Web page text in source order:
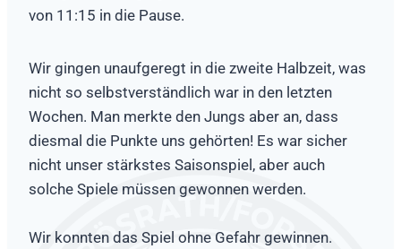
von 11:15 in die Pause.
Wir gingen unaufgeregt in die zweite Halbzeit, was
nicht so selbstverständlich war in den letzten
Wochen. Man merkte den Jungs aber an, dass
diesmal die Punkte uns gehörten! Es war sicher
nicht unser stärkstes Saisonspiel, aber auch
solche Spiele müssen gewonnen werden.
Wir konnten das Spiel ohne Gefahr gewinnen.